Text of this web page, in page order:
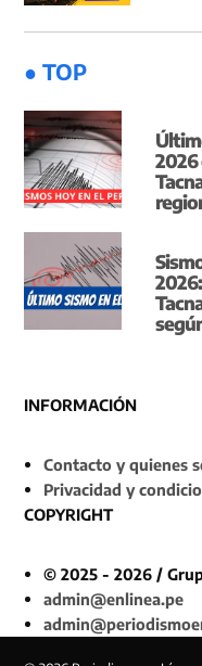
● TOP
2026
INFORMACIÓN
Contacto y quienes
Privacidad y
COPYRIGHT
© 2025 - 2026 /
admin@enlinea.pe